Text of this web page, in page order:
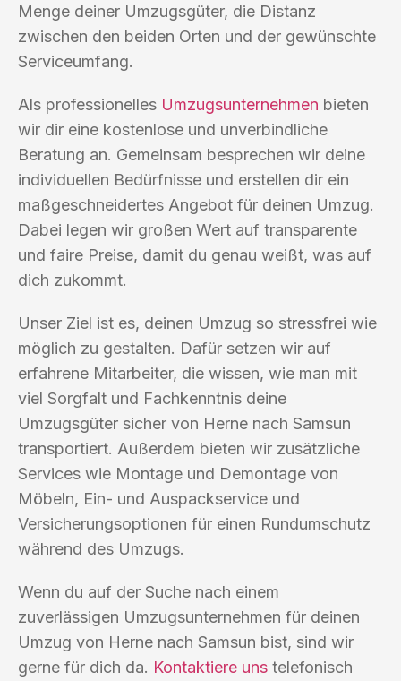
Menge deiner Umzugsgüter, die Distanz
zwischen den beiden Orten und der gewünschte
Serviceumfang.
Als professionelles Umzugsunternehmen bieten
wir dir eine kostenlose und unverbindliche
Beratung an. Gemeinsam besprechen wir deine
individuellen Bedürfnisse und erstellen dir ein
maßgeschneidertes Angebot für deinen Umzug.
Dabei legen wir großen Wert auf transparente
und faire Preise, damit du genau weißt, was auf
dich zukommt.
Unser Ziel ist es, deinen Umzug so stressfrei wie
möglich zu gestalten. Dafür setzen wir auf
erfahrene Mitarbeiter, die wissen, wie man mit
viel Sorgfalt und Fachkenntnis deine
Umzugsgüter sicher von Herne nach Samsun
transportiert. Außerdem bieten wir zusätzliche
Services wie Montage und Demontage von
Möbeln, Ein- und Auspackservice und
Versicherungsoptionen für einen Rundumschutz
während des Umzugs.
Wenn du auf der Suche nach einem
zuverlässigen Umzugsunternehmen für deinen
Umzug von Herne nach Samsun bist, sind wir
gerne für dich da. Kontaktiere uns telefonisch